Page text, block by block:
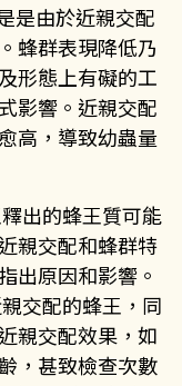
是由於近親交配
蜂群表現降低乃
形態上有礙的工
影響。近親交配
高，導致幼蟲量
出的蜂王質可能
親交配和蜂群特
出原因和影響。
交配的蜂王，同
親交配效果，如
，甚致檢查次數